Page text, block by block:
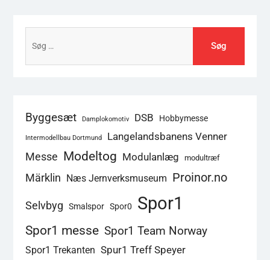
efter:
Byggesæt Damplokomotiv DSB Hobbymesse
Intermodellbau Dortmund
Langelandsbanens Venner
Messe Modeltog Modulanlæg modultræf
Märklin Næs Jernverksmuseum Proinor.no
Selvbyg Smalspor Spor0 Spor1
Spor1 messe Spor1 Team Norway
Spor1 Trekanten Spur1 Treff Speyer